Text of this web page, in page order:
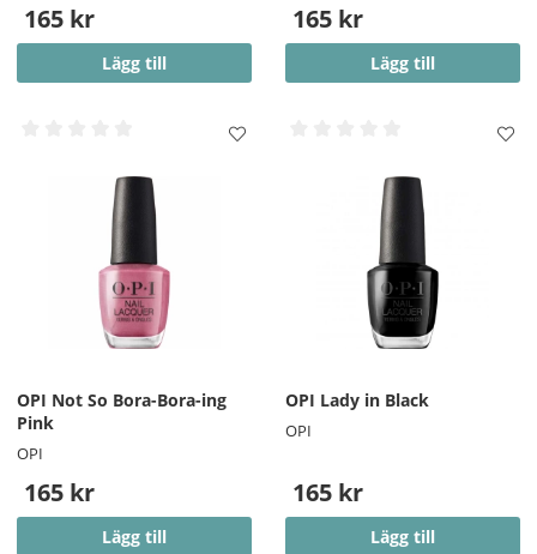
165 kr
Lägg till
165 kr
Lägg till
OPI Not So Bora-Bora-ing
Pink
OPI
165 kr
Lägg till
OPI Lady in Black
OPI
165 kr
Lägg till